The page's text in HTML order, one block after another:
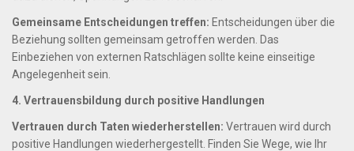
Gemeinsame Entscheidungen treffen: Entscheidungen über die
Beziehung sollten gemeinsam getroffen werden. Das
Einbeziehen von externen Ratschlägen sollte keine einseitige
Angelegenheit sein.
4. Vertrauensbildung durch positive Handlungen
Vertrauen durch Taten wiederherstellen: Vertrauen wird durch
positive Handlungen wiederhergestellt. Finden Sie Wege, wie Ihr